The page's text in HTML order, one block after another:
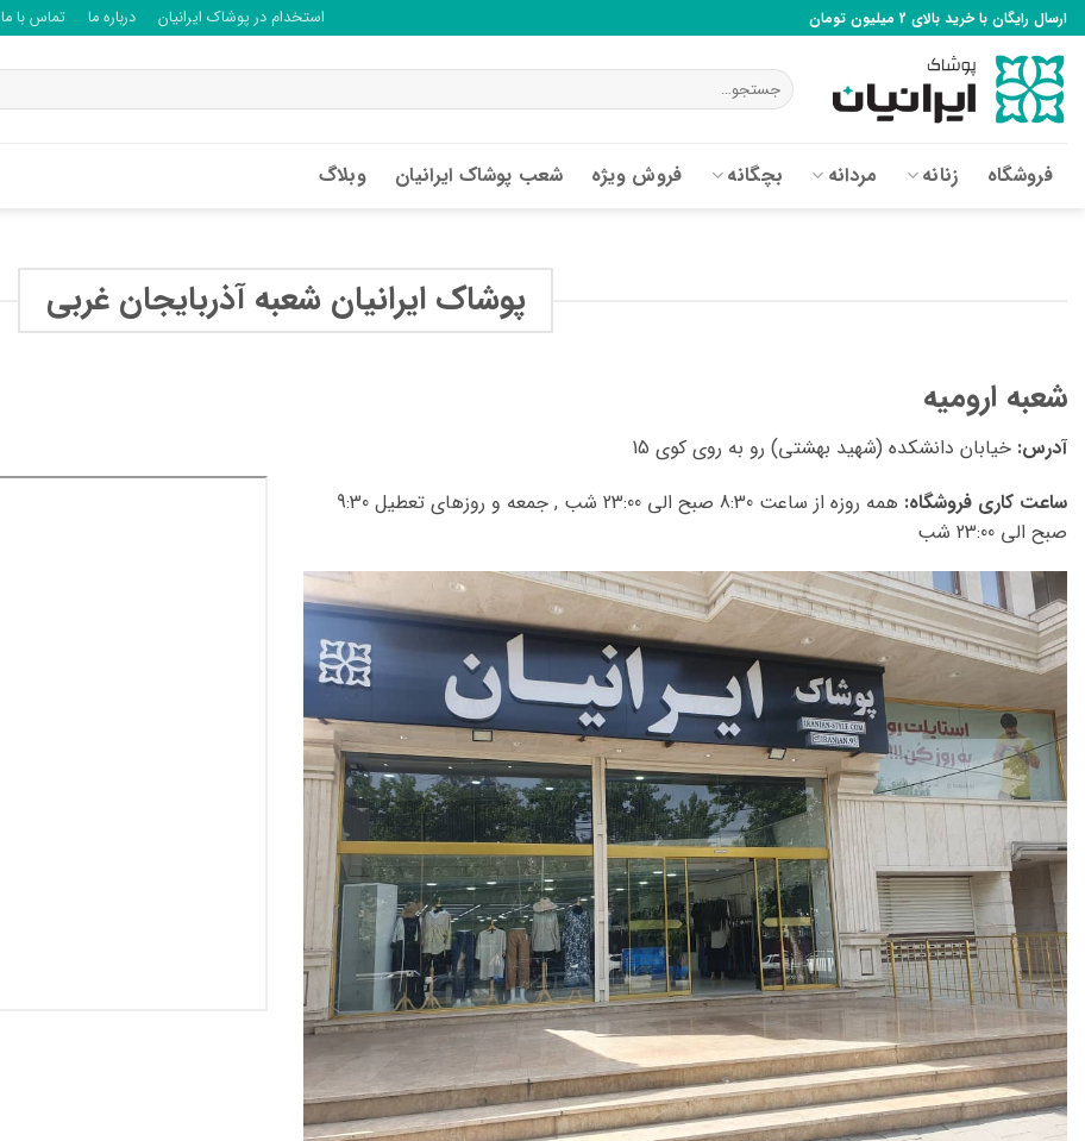
Skip
to
content
ارسال رایگان با خرید بالای 2 میلیون تومان استخدام در پوشاک ایرانیان درباره ما تماس با ما
جستجو
برای:
فروشگاه زنانه مردانه بچگانه فروش ویژه شعب پوشاک ایرانیان وبلاگ
پوشاک ایرانیان شعبه آذربایجان غربی
شعبه ارومیه
آدرس: خیابان دانشکده (شهید بهشتی) رو به روی کوی 15
ساعت کاری فروشگاه:
همه روزه از ساعت 8:30 صبح الی 23:00 شب , جمعه و روزهای تعطیل 9:30
صبح الی 23:00 شب